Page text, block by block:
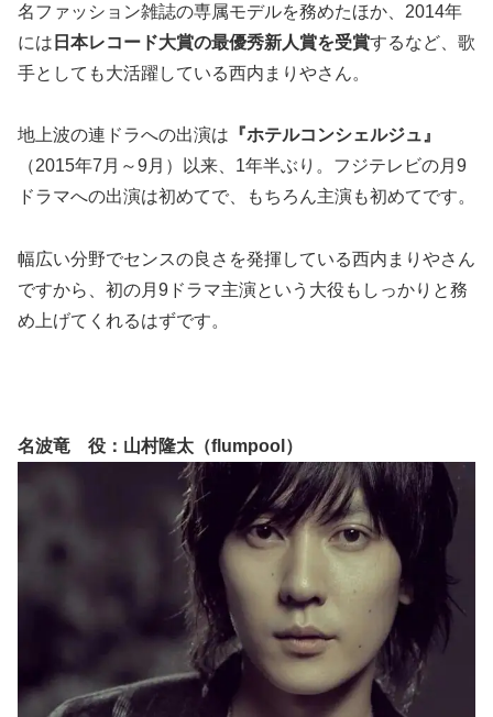
名ファッション雑誌の専属モデルを務めたほか、2014年
には 日本レコード大賞の最優秀新人賞を受賞するなど、歌
手としても大活躍している西内まりやさん。
地上波の連ドラへの出演は 『ホテルコンシェルジュ』
（2015年7月～9月）以来、1年半ぶり。フジテレビの月9
ドラマへの出演は初めてで、もちろん主演も初めてです。
幅広い分野でセンスの良さを発揮している西内まりやさん
ですから、初の月9ドラマ主演という大役もしっかりと務
め上げてくれるはずです。
名波竜 役：山村隆太（flumpool）